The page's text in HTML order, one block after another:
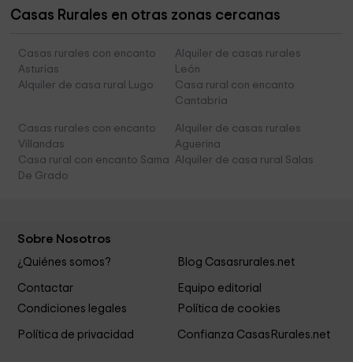
Casas Rurales en otras zonas cercanas
Casas rurales con encanto
Asturias
Alquiler de casas rurales
León
Alquiler de casa rural Lugo
Casa rural con encanto
Cantabria
Casas rurales con encanto
Villandas
Alquiler de casas rurales
Aguerina
Casa rural con encanto Sama
De Grado
Alquiler de casa rural Salas
Sobre Nosotros
¿Quiénes somos? Blog Casasrurales.net
Contactar
Equipo editorial
Condiciones legales
Política de cookies
Política de privacidad Confianza CasasRurales.net